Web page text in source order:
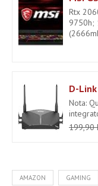
Rtx
9750h;
Nota:
199,90
AMAZON GAMING